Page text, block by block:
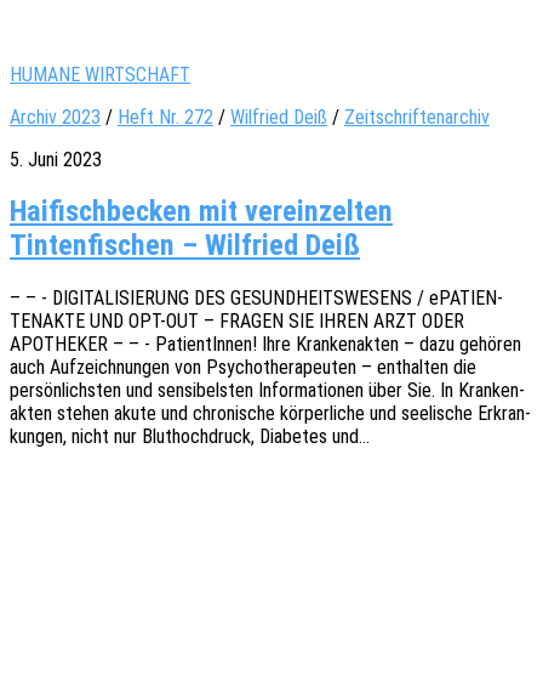
HUMANE WIRTSCHAFT
Archiv 2023 / Heft Nr. 272 / Wil­fried Deiß / Zeitschriftenarchiv
5. Juni 2023
Haifischbecken mit vereinzelten
Tintenfischen – Wilfried Deiß
– – - DIGITALISIERUNG DES GESUNDHEITSWESENS / ePATI­EN­
TEN­AK­TE UND OPT-OUT – FRAGEN SIE IHREN ARZT ODER
APOTHEKER – – - Pati­en­tIn­nen! Ihre Kran­ken­ak­ten – dazu gehö­ren
auch Aufzeich­nun­gen von Psycho­the­ra­peu­ten – enthal­ten die
persön­lichs­ten und sensi­bels­ten Infor­ma­tio­nen über Sie. In Kran­ken­
ak­ten stehen akute und chro­ni­sche körper­li­che und seeli­sche Erkran­
kun­gen, nicht nur Blut­hoch­druck, Diabe­tes und…